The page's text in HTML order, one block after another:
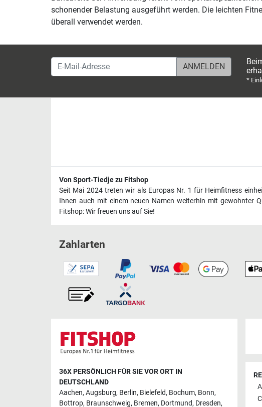
schonender Belastung ausgeführt werden. Die leichten
überall verwendet werden.
E-Mail-Adresse
*
Von Sport-Tiedje zu Fitshop
Seit Mai 2024 treten wir als Europas Nr. 1 für Heimfitness
Ihnen auch mit einem neuen Namen weiterhin mit gewohnter
Fitshop: Wir freuen uns auf Sie!
Zahlarten
36X PERSÖNLICH FÜR SIE VOR ORT IN
DEUTSCHLAND
Aachen, Augsburg, Berlin, Bielefeld, Bochum, Bonn,
Bottrop, Braunschweig, Bremen, Dortmund, Dresden,